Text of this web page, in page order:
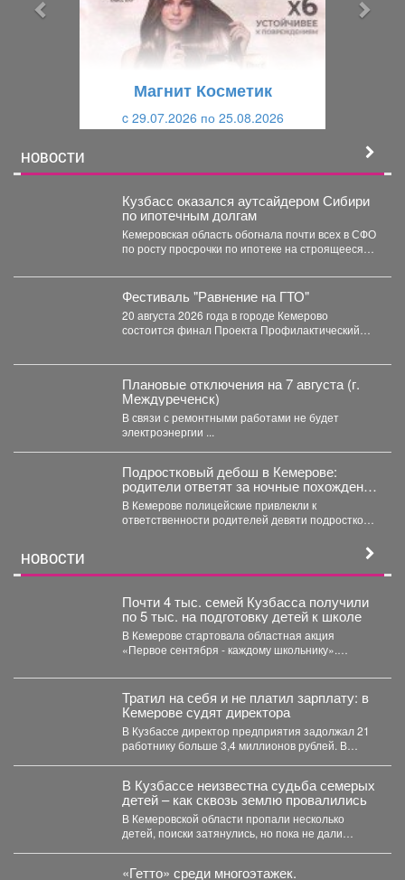
Магнит Косметик
c 29.07.2026 по 25.08.2026
НОВОСТИ
Кузбасс оказался аутсайдером Сибири
по ипотечным долгам
Кемеровская область обогнала почти всех в СФО
по росту просрочки по ипотеке на строящееся
Фестиваль "Равнение на ГТО"
20 августа 2026 года в городе Кемерово
состоится финал Проекта Профилактический
Плановые отключения на 7 августа (г.
Междуреченск)
В связи с ремонтными работами не будет
электроэнергии ...
Подростковый дебош в Кемерове:
родители ответят за ночные похождения
детей
В Кемерове полицейские привлекли к
ответственности родителей девяти подростков.
НОВОСТИ
Почти 4 тыс. семей Кузбасса получили
по 5 тыс. на подготовку детей к школе
В Кемерове стартовала областная акция
«Первое сентября - каждому школьнику».
Тратил на себя и не платил зарплату: в
Кемерове судят директора
В Кузбассе директор предприятия задолжал 21
работнику больше 3,4 миллионов рублей. В
В Кузбассе неизвестна судьба семерых
детей – как сквозь землю провалились
В Кемеровской области пропали несколько
детей, поиски затянулись, но пока не дали
«Гетто» среди многоэтажек.